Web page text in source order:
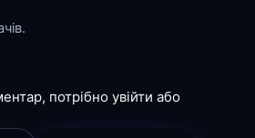
потрібно увійти або